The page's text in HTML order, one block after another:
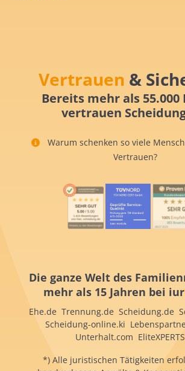
Vertrauen &
Bereits mehr als 55.000
vertrauen
Warum schenken so viele
Vertrauen?
Die ganze Welt des
mehr als 15 Jahren bei iur
Ehe.de Trennung.de Scheidung.de
Scheidung-online.ki
Unterhalt.com
*) Alle juristischen Tätigkeiten